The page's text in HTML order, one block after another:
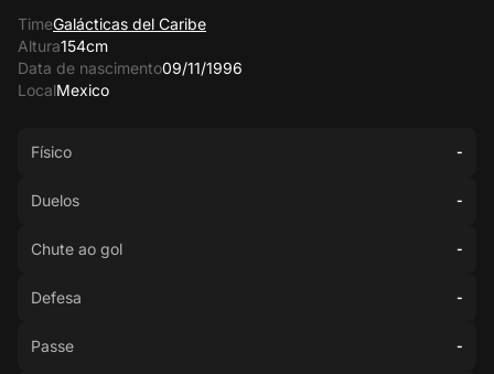
TimeGalácticas del Caribe
Altura154cm
Data de nascimento09/11/1996
LocalMexico
Físico -
Duelos -
Chute ao gol -
Defesa -
Passe -